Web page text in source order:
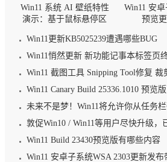
Win11 系统 AI 壁纸特性
演示：基于鼠标悬停区
Win11 安
预览
Win11更新KB5025239遭遇哪些BUG
Win11悄然更新 新功能记事本标签页
Win11 Canary Build 25336.1010 预览
Win11 Build 23430预览版有哪些内容
Win11 安卓子系统WSA 2303更新发布